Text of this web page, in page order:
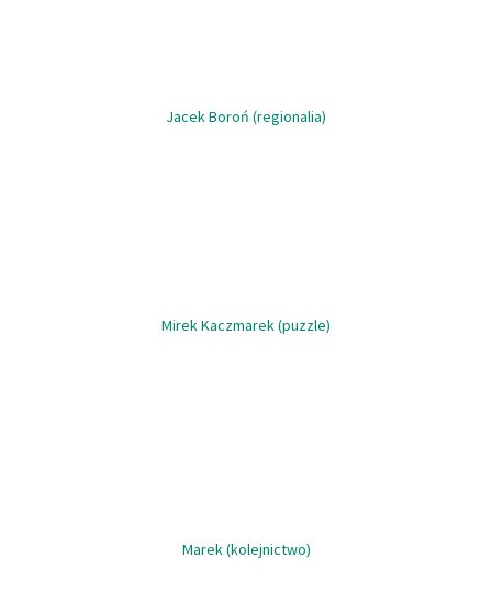
Jacek Boroń (regionalia)
Mirek Kaczmarek (puzzle)
Marek (kolejnictwo)